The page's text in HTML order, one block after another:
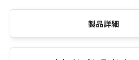
製品詳細